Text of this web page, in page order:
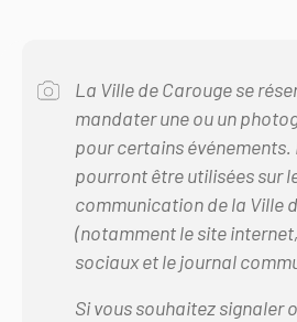
La Ville de Carouge se
mandater une ou un
pour certains événements.
pourront être utilisées sur
communication de la Ville
(notamment le site
sociaux et le journal
Si vous souhaitez signaler